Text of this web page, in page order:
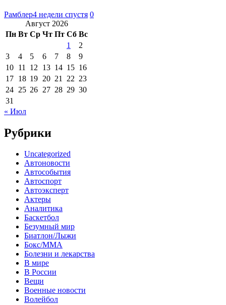
Рамблер4 недели спустя 0
Август 2026
Пн Вт Ср Чт Пт Сб Вс
1
2
3
4 5 6 7 8
9
10 11 12 13 14 15 16
17 18 19 20 21 22 23
24 25 26 27 28 29 30
31
« Июл
Рубрики
Uncategorized
Автоновости
Автособытия
Автоспорт
Автоэксперт
Актеры
Аналитика
Баскетбол
Безумный мир
Биатлон/Лыжи
Бокс/MMA
Болезни и лекарства
В мире
В России
Вещи
Военные новости
Волейбол